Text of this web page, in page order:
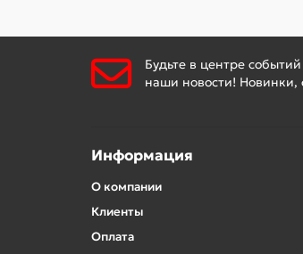
Будьте в центре
наши новости! Новинки,
Информация
О компании
Клиенты
Оплата